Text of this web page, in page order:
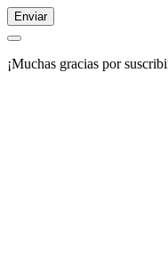
Enviar
¡Muchas gracias por